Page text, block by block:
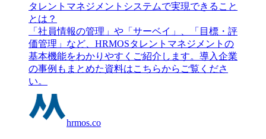
タレントマネジメントシステムで実現できること
とは？
「社員情報の管理」や「サーベイ」、「目標・評
価管理」など、HRMOSタレントマネジメントの
基本機能をわかりやすくご紹介します。導入企業
の事例もまとめた資料はこちらからご覧くださ
い。
hrmos.co